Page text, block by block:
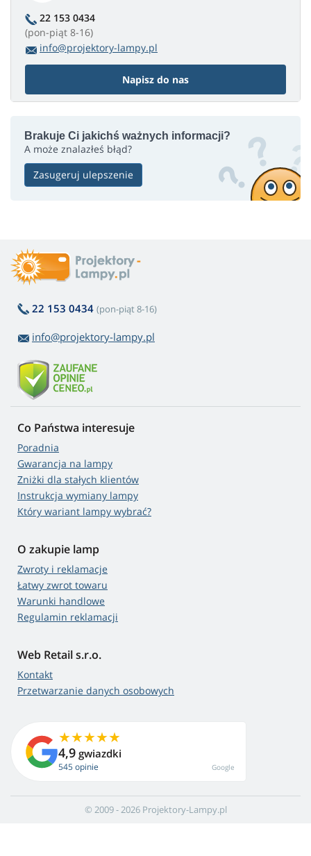
22 153 0434
(pon-piąt 8-16)
info@projektory-lampy.pl
Napisz do nas
Brakuje Ci jakichś ważnych informacji?
A może znalazłeś błąd?
Zasugeruj ulepszenie
22 153 0434 (pon-piąt 8-16)
info@projektory-lampy.pl
Co Państwa interesuje
Poradnia
Gwarancja na lampy
Zniżki dla stałych klientów
Instrukcja wymiany lampy
Który wariant lampy wybrać?
O zakupie lamp
Zwroty i reklamacje
Łatwy zwrot towaru
Warunki handlowe
Regulamin reklamacji
Web Retail s.r.o.
Kontakt
Przetwarzanie danych osobowych
4,9 gwiazdki
545 opinie Google
© 2009 - 2026 Projektory-Lampy.pl